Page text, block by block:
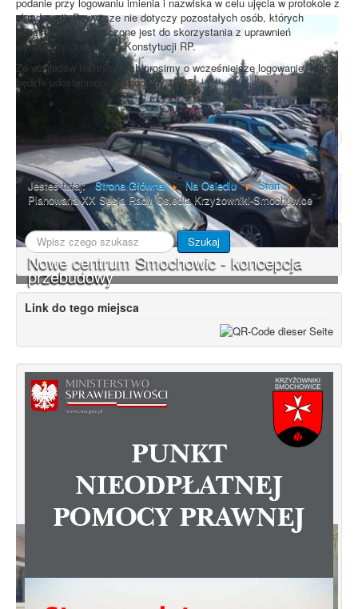
Nowe centrum Smochowic - koncepcja
przebudowy
obrad sesji. Powyższe nie dotyczy pozostałych osób, których
uczestnictwo ograniczone jest do skorzystania z uprawnień
wynikających z Art. 61 Konstytucji RP.
Ze wzgledów technicznych prosimy o wcześniejsze logowanie, które
będzie udostępnione od godziny 18.45.
Poprzedni artykuł Następny artykuł
Jesteś tutaj: Strona Główna Na Osiedlu
Start
Planowana XX Sesja Rady Osiedla Krzyżowniki-Smochowice
Szukaj... Szukaj
Link do tego miejsca